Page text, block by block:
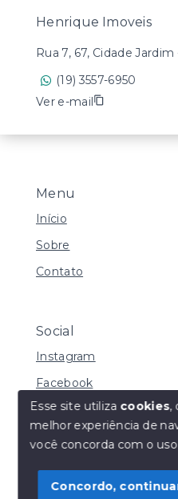
Olá! Estamos
Menu
Início
Sobre
Contato
Social
Instagram
Facebook
© Copyright 2026 -
SITE PARA IMOBILIARIA
Henrique Imoveis
Rua 7, 67, Cidade
(19) 3557-6950
Ver e-mail
Esse site utiliza cookies,
melhor experiência de
você concorda com o
Concordo,